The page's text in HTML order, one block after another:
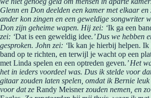
Glenn en Don deelden een kamer met elkaar en
ander kon zingen en een geweldige songwriter
Don zijn geheime wapen. Hij zei: ‘Ik ga een
zei: ‘Dat is een geweldig idee.’ Dus we hebben
gesproken. John zei: ‘Ik kan je hierbij helpen. Ik
band op te richten, en terwijl je wacht op een
met Linda spelen en een optreden geven.’ Het
het in ieders voordeel was. Dus ik stelde voor
gitaar zouden laten spelen, omdat ik Bernie
voor dat ze Randy Meisnerzouden nemen, en